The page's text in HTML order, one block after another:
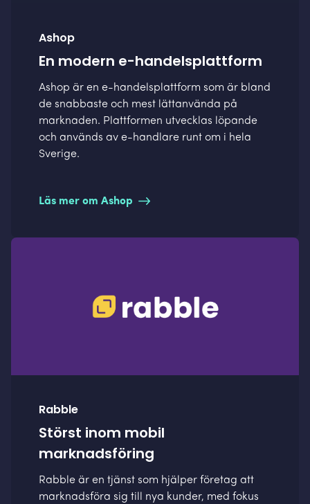
Ashop
En modern e-handelsplattform
Ashop är en e-handelsplattform som är bland
de snabbaste och mest lättanvända på
marknaden. Plattformen utvecklas löpande
och används av e-handlare runt om i hela
Sverige.
Läs mer om Ashop
Rabble
Störst inom mobil
marknadsföring
Rabble är en tjänst som hjälper företag att
marknadsföra sig till nya kunder, med fokus